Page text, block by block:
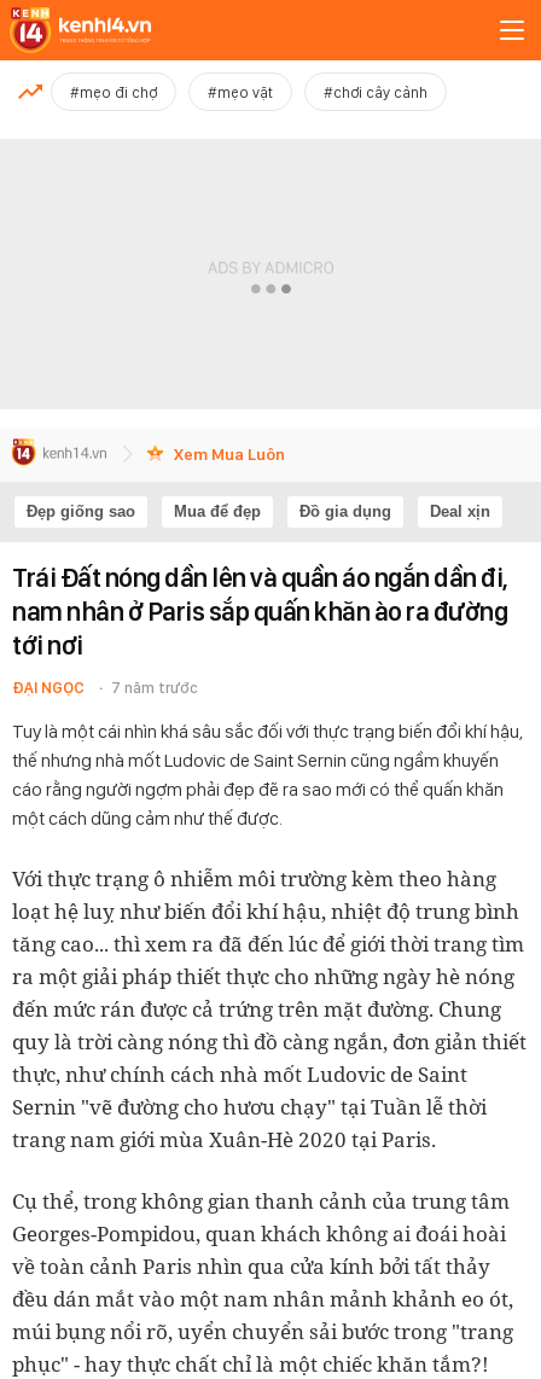
MỚI NHẤT
#mẹo đi chợ #mẹo vặt #chơi cây cảnh
Xem Mua Luôn
Đẹp giống sao Mua để đẹp Đồ gia dụng Deal xịn
Trái Đất nóng dần lên và quần áo ngắn dần đi,
nam nhân ở Paris sắp quấn khăn ào ra đường
tới nơi
ĐẠI NGỌC 7 năm trước
Tuy là một cái nhìn khá sâu sắc đối với thực trạng biến đổi khí hậu,
thế nhưng nhà mốt Ludovic de Saint Sernin cũng ngầm khuyến
cáo rằng người ngợm phải đẹp đẽ ra sao mới có thể quấn khăn
một cách dũng cảm như thế được.
Với thực trạng ô nhiễm môi trường kèm theo hàng
loạt hệ luỵ như biến đổi khí hậu, nhiệt độ trung bình
tăng cao... thì xem ra đã đến lúc để giới thời trang tìm
ra một giải pháp thiết thực cho những ngày hè nóng
đến mức rán được cả trứng trên mặt đường. Chung
quy là trời càng nóng thì đồ càng ngắn, đơn giản thiết
thực, như chính cách nhà mốt Ludovic de Saint
Sernin "vẽ đường cho hươu chạy" tại Tuần lễ thời
trang nam giới mùa Xuân-Hè 2020 tại Paris.
Cụ thể, trong không gian thanh cảnh của trung tâm
Georges-Pompidou, quan khách không ai đoái hoài
về toàn cảnh Paris nhìn qua cửa kính bởi tất thảy
đều dán mắt vào một nam nhân mảnh khảnh eo ót,
múi bụng nổi rõ, uyển chuyển sải bước trong "trang
phục" - hay thực chất chỉ là một chiếc khăn tắm?!